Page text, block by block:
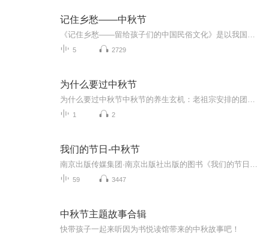
记住乡愁——中秋节
5 2729
为什么要过中秋节
1 2
我们的节日-中秋节
59 3447
中秋节主题故事合辑
快带孩子一起来听因为书悦读馆带来的中秋故事吧！